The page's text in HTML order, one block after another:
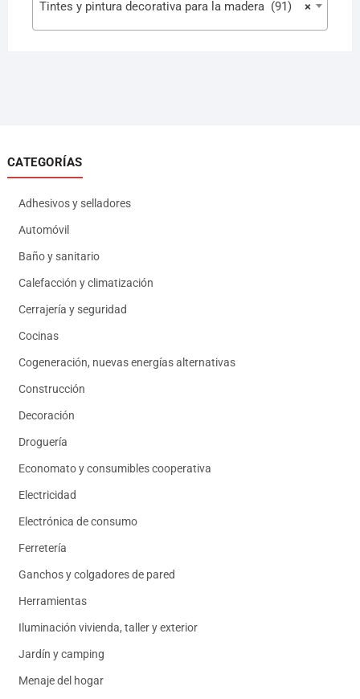
×
Tintes y pintura decorativa para la madera (91)
CATEGORÍAS
Adhesivos y selladores
Automóvil
Baño y sanitario
Calefacción y climatización
Cerrajería y seguridad
Cocinas
Cogeneración, nuevas energías alternativas
Construcción
Decoración
Droguería
Economato y consumibles cooperativa
Electricidad
Electrónica de consumo
Ferretería
Ganchos y colgadores de pared
Herramientas
Iluminación vivienda, taller y exterior
Jardín y camping
Menaje del hogar